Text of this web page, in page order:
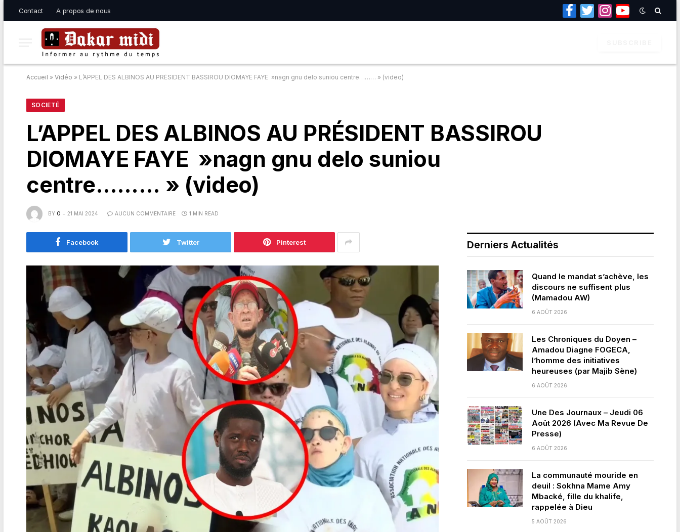
Contact A propos de nous
Facebook
TwitterInstagramYouTube
Accueil » Vidéo » L’APPEL DES ALBINOS AU PRÉSIDENT BASSIROU DIOMAYE FAYE »nagn gnu delo suniou centre……… » (video)
SOCIETÉ
L’APPEL DES ALBINOS AU PRÉSIDENT BASSIROU
DIOMAYE FAYE »nagn gnu delo suniou
centre……… » (video)
BY O 21 MAI 2024 AUCUN COMMENTAIRE 1 MIN READ
Facebook Twitter Pinterest Derniers Actualités
Quand le mandat s’achève, les
discours ne suffisent plus
(Mamadou AW)
6 AOÛT 2026
Les Chroniques du Doyen –
Amadou Diagne FOGECA,
l’homme des initiatives
heureuses (par Majib Sène)
6 AOÛT 2026
Une Des Journaux – Jeudi 06
Août 2026 (Avec Ma Revue De
Presse)
6 AOÛT 2026
La communauté mouride en
deuil : Sokhna Mame Amy
Mbacké, fille du khalife,
rappelée à Dieu
5 AOÛT 2026